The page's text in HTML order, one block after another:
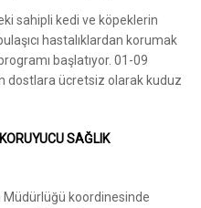
sahipli kedi ve köpeklerin
hastalıklardan korumak
başlatıyor. 01-09
dostlara ücretsiz olarak kuduz
SAĞLIK
koordinesinde